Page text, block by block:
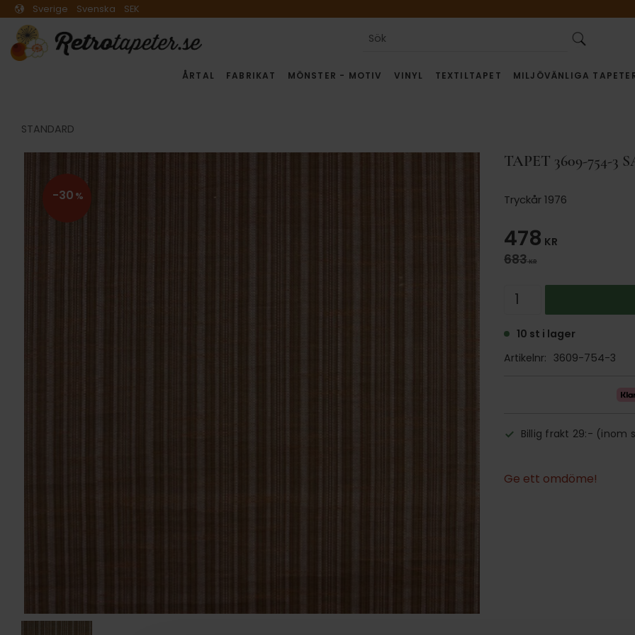
Sverige Svenska SEK
ÅRTAL FABRIKAT MÖNSTER - MOTIV VINYL TEXTILTAPET MILJÖVÄNLIGA
STANDARD
TAPET 3609-754-3
Tryckår 1976
30 %
Nedsatt pris:
478 KR
Ordinarie pris:
683KR
10 st i lager
Artikelnr
3609-754-3
Ge ett omdöme!
Billig frakt 29:- (inom